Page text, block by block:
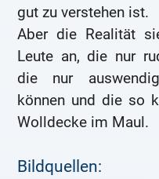
gut zu verstehen ist.
Aber die Realität
Leute an, die nur
die nur
können und die so
Wolldecke im Maul.
Bildquellen: